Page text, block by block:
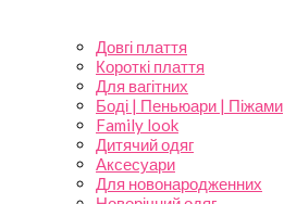
Довгі плаття
Короткі плаття
Для вагітних
Боді | Пеньюари | Піжами
Family look
Дитячий одяг
Аксесуари
Для новонародженних